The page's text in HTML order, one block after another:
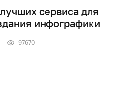
сервиса для
инфографики
97670